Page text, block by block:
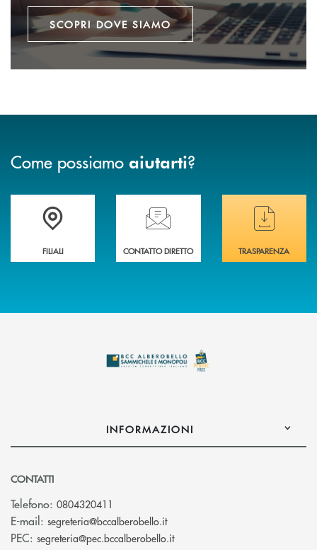
SCOPRI DOVE SIAMO
Come possiamo aiutarti?
Trova la filiale più vicina a te
FILIALI
Hai bisogno di assistenza immediata ?
CONTATTO DIRETTO
Hai bisogno di
TRASPARENZA
INFORMAZIONI
CONTATTI
Telefono: 0804320411
E-mail: segreteria@bccalberobello.it(si apre l’app di posta
PEC: segreteria@pec.bccalberobello.it(si apre l’app di posta